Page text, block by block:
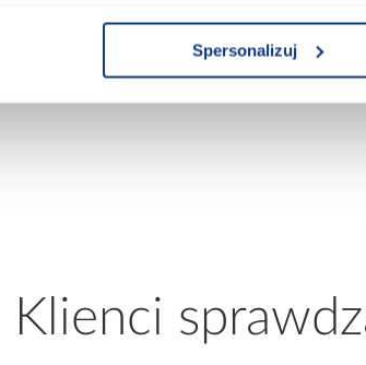
Spersonalizuj
Klienci